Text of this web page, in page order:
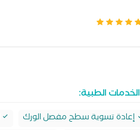
الخدمات الطبية:
إعادة تسوية سطح مفصل الورك